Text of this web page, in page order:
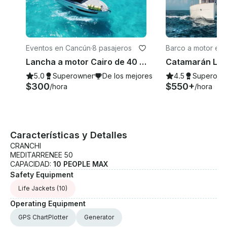
Eventos en Cancún·8 pasajeros
Lancha a motor Cairo de 40 pies en Cozumel
5.0 Superowner De los mejores de 2026
$300/hora
Barco a motor en
entro
4.5
$550+/hora
Características y Detalles
CRANCHI
MEDITARRENEE 50
CAPACIDAD: 10 PEOPLE MAX
Safety Equipment
Life Jackets (10)
Operating Equipment
GPS ChartPlotter Generator